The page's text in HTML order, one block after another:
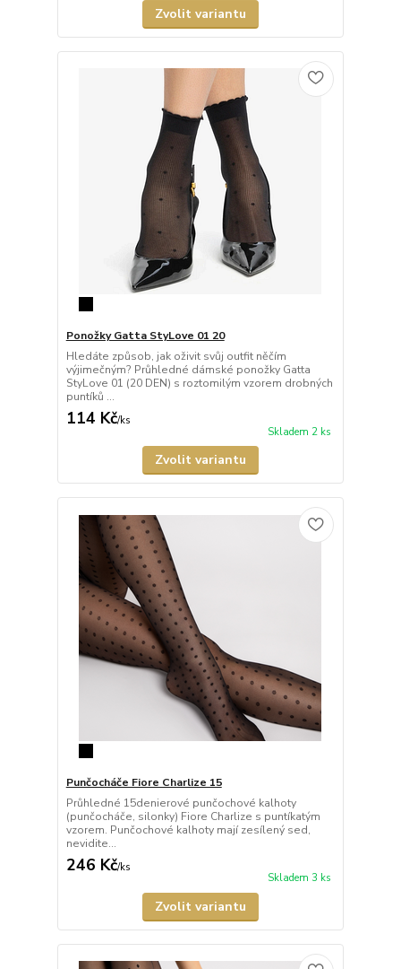
Zvolit variantu
Ponožky Gatta StyLove 01 20
Hledáte způsob, jak oživit svůj outfit něčím
výjimečným? Průhledné dámské ponožky Gatta
StyLove 01 (20 DEN) s roztomilým vzorem drobných
puntíků ...
114 Kč/ks
Skladem 2 ks
Zvolit variantu
Punčocháče Fiore Charlize 15
Průhledné 15denierové punčochové kalhoty
(punčocháče, silonky) Fiore Charlize s puntíkatým
vzorem. Punčochové kalhoty mají zesílený sed,
nevidite...
246 Kč/ks
Skladem 3 ks
Zvolit variantu